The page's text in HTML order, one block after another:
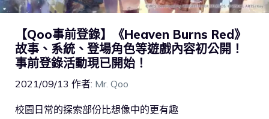
【Qoo事前登錄】《Heaven Burns Red》
故事、系統、登場角色等遊戲內容初公開！
事前登錄活動現已開始！
2021/09/13 作者: Mr. Qoo
校園日常的探索部份比想像中的更有趣